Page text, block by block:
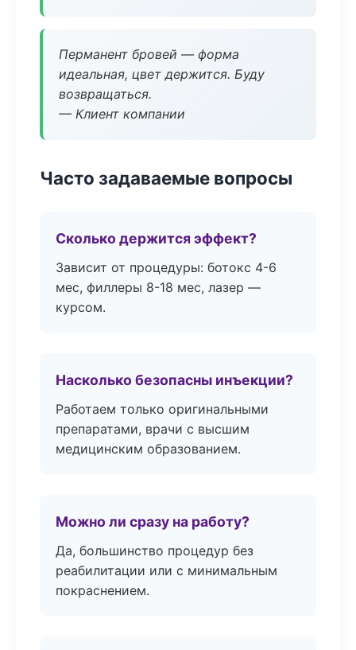
Перманент бровей — форма
идеальная, цвет держится. Буду
возвращаться.
— Клиент компании
Часто задаваемые вопросы
Сколько держится эффект?
Зависит от процедуры: ботокс 4-6
мес, филлеры 8-18 мес, лазер —
курсом.
Насколько безопасны инъекции?
Работаем только оригинальными
препаратами, врачи с высшим
медицинским образованием.
Можно ли сразу на работу?
Да, большинство процедур без
реабилитации или с минимальным
покраснением.